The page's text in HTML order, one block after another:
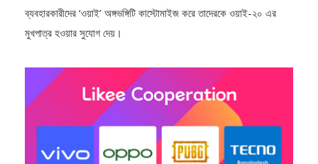
ডান্স শুরু করে। জনপ্রিয় অঙ্গভঙ্গি এবং আধুনিক সঙ্গীতের মিশ্রণের মাধ্যমে
ব্যবহারকারীদের ‘ওয়াই’ অঙ্গভঙ্গিটি কাস্টোমাইজ করে তাদেরকে ওয়াই-২০ এর